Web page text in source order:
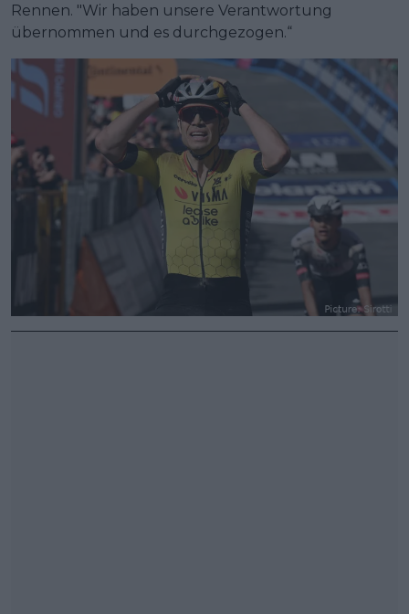
Rennen. "Wir haben unsere Verantwortung
übernommen und es durchgezogen.“